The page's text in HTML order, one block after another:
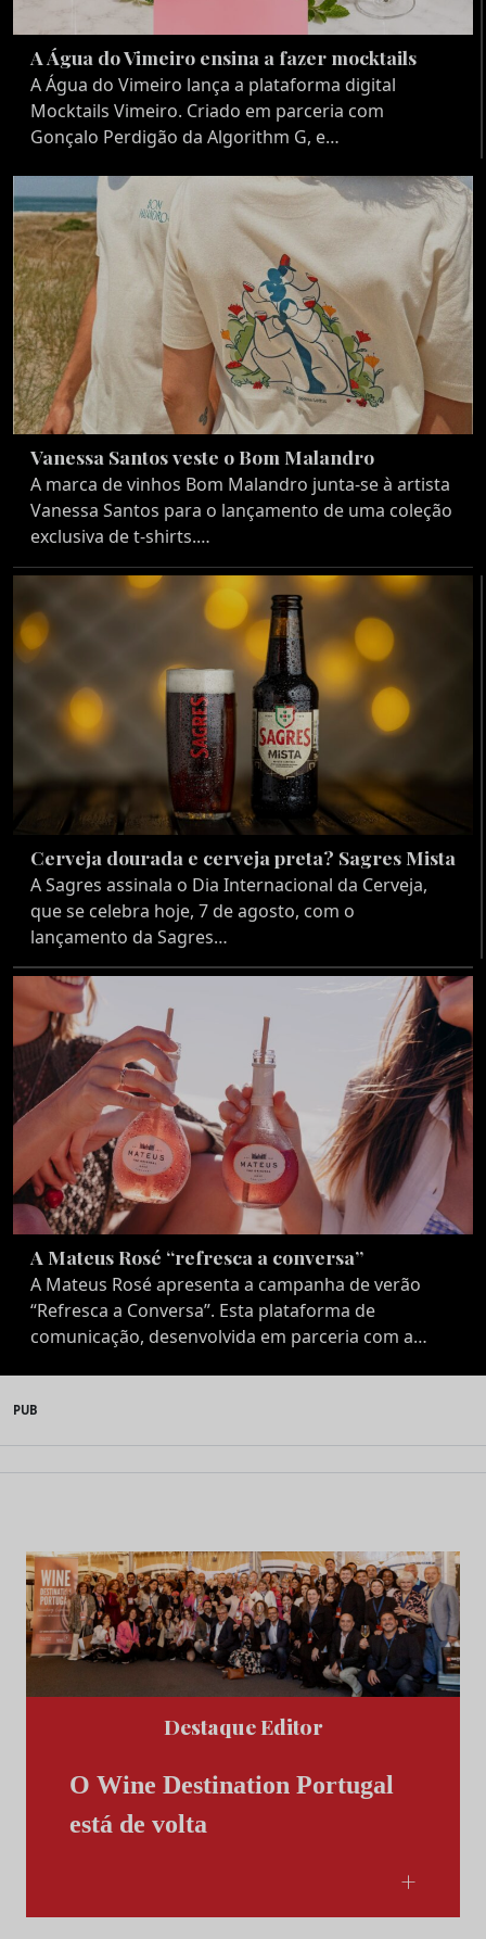
A Água do Vimeiro ensina a fazer mocktails
A Água do Vimeiro lança a plataforma digital
Mocktails Vimeiro. Criado em parceria com
Gonçalo Perdigão da Algorithm G, e…
Vanessa Santos veste o Bom Malandro
A marca de vinhos Bom Malandro junta-se à artista
Vanessa Santos para o lançamento de uma coleção
exclusiva de t-shirts.…
Cerveja dourada e cerveja preta? Sagres Mista
A Sagres assinala o Dia Internacional da Cerveja,
que se celebra hoje, 7 de agosto, com o
lançamento da Sagres…
A Mateus Rosé “refresca a conversa”
A Mateus Rosé apresenta a campanha de verão
“Refresca a Conversa”. Esta plataforma de
comunicação, desenvolvida em parceria com a…
PUB
Destaque Editor
O Wine Destination Portugal
está de volta
+